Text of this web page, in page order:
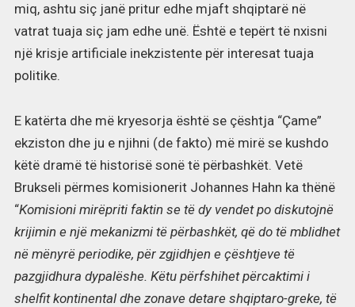
miq, ashtu siç janë pritur edhe mjaft shqiptarë në
vatrat tuaja siç jam edhe unë. Është e tepërt të nxisni
një krisje artificiale inekzistente për interesat tuaja
politike.
E katërta dhe më kryesorja është se çështja “Çame”
ekziston dhe ju e njihni (de fakto) më mirë se kushdo
këtë dramë të historisë sonë të përbashkët. Vetë
Brukseli përmes komisionerit Johannes Hahn ka thënë
“Komisioni mirëpriti faktin se të dy vendet po diskutojnë
krijimin e një mekanizmi të përbashkët, që do të mblidhet
në mënyrë periodike, për zgjidhjen e çështjeve të
pazgjidhura dypalëshe. Këtu përfshihet përcaktimi i
shelfit kontinental dhe zonave detare shqiptaro-greke, të